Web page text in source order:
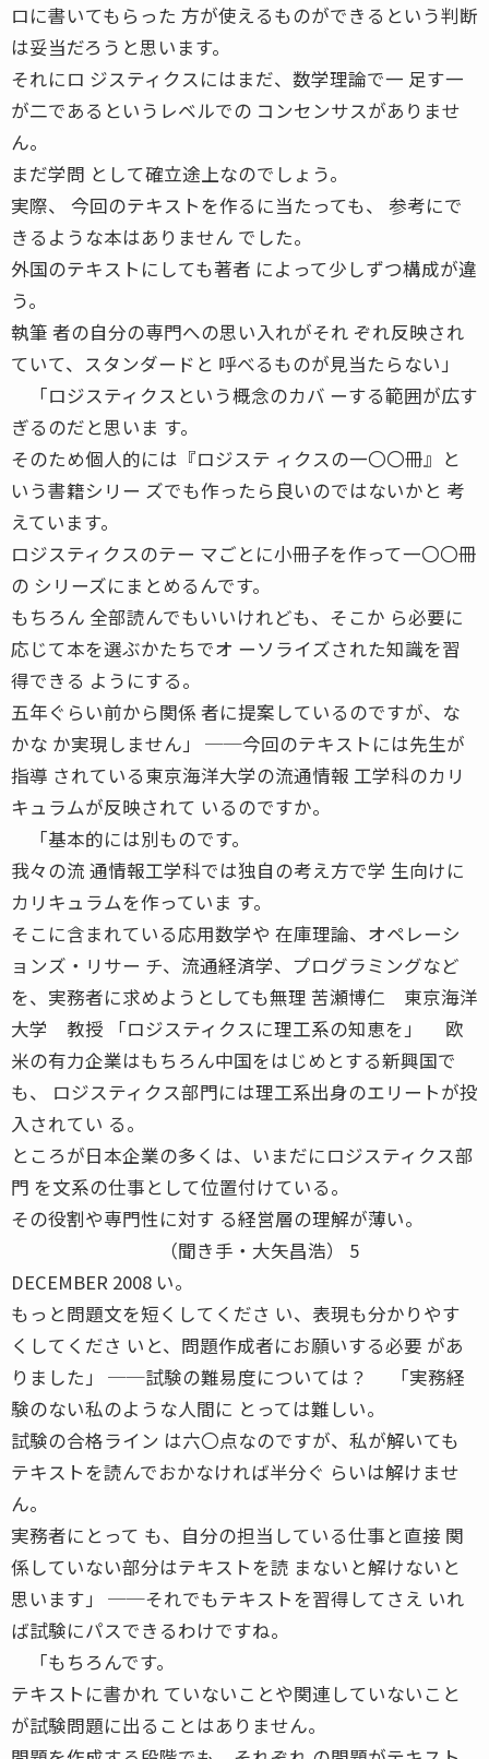
ロに書いてもらった 方が使えるものができるという判断
は妥当だろうと思います。
それにロ ジスティクスにはまだ、数学理論で一 足す一
が二であるというレベルでの コンセンサスがありませ
ん。
まだ学問 として確立途上なのでしょう。
実際、 今回のテキストを作るに当たっても、 参考にで
きるような本はありません でした。
外国のテキストにしても著者 によって少しずつ構成が違
う。
執筆 者の自分の専門への思い入れがそれ ぞれ反映され
ていて、スタンダードと 呼べるものが見当たらない」
「ロジスティクスという概念のカバ ーする範囲が広す
ぎるのだと思いま す。
そのため個人的には『ロジステ ィクスの一〇〇冊』と
いう書籍シリー ズでも作ったら良いのではないかと 考
えています。
ロジスティクスのテー マごとに小冊子を作って一〇〇冊
の シリーズにまとめるんです。
もちろん 全部読んでもいいけれども、そこか ら必要に
応じて本を選ぶかたちでオ ーソライズされた知識を習
得できる ようにする。
五年ぐらい前から関係 者に提案しているのですが、な
かな か実現しません」 ──今回のテキストには先生が
指導 されている東京海洋大学の流通情報 工学科のカリ
キュラムが反映されて いるのですか。
「基本的には別ものです。
我々の流 通情報工学科では独自の考え方で学 生向けに
カリキュラムを作っていま す。
そこに含まれている応用数学や 在庫理論、オペレーシ
ョンズ・リサー チ、流通経済学、プログラミングなど
を、実務者に求めようとしても無理 苦瀬博仁 東京海洋
大学 教授 「ロジスティクスに理工系の知恵を」 欧
米の有力企業はもちろん中国をはじめとする新興国で
も、 ロジスティクス部門には理工系出身のエリートが投
入されてい る。
ところが日本企業の多くは、いまだにロジスティクス部
門 を文系の仕事として位置付けている。
その役割や専門性に対す る経営層の理解が薄い。
（聞き手・大矢昌浩） 5
DECEMBER 2008 い。
もっと問題文を短くしてくださ い、表現も分かりやす
くしてくださ いと、問題作成者にお願いする必要 があ
りました」 ──試験の難易度については？ 「実務経
験のない私のような人間に とっては難しい。
試験の合格ライン は六〇点なのですが、私が解いても
テキストを読んでおかなければ半分ぐ らいは解けませ
ん。
実務者にとって も、自分の担当している仕事と直接 関
係していない部分はテキストを読 まないと解けないと
思います」 ──それでもテキストを習得してさえ いれ
ば試験にパスできるわけですね。
「もちろんです。
テキストに書かれ ていないことや関連していないこと
が試験問題に出ることはありません。